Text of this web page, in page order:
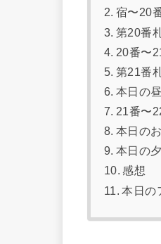
宿〜20
第20番
20番〜
第21番
本日の
21番〜
本日の
本日の
感想
本日の